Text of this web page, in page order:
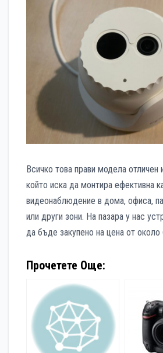
Всичко това прави модела отличен
който иска да монтира ефективна
видеонаблюдение в дома, офиса,
или други зони. На пазара у нас
да бъде закупено на цена от около
Прочетете Още: